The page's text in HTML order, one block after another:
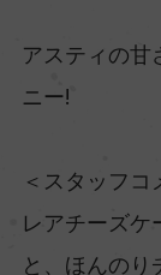
アスティの甘
ニー!
＜スタッフコ
レアチーズケ
と、ほんのり